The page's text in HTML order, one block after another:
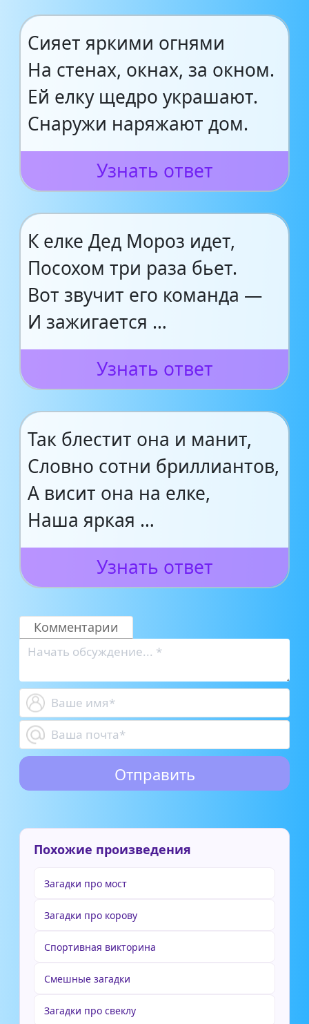
Сияет яркими огнями
На стенах, окнах, за окном.
Ей елку щедро украшают.
Снаружи наряжают дом.
Узнать ответ
К елке Дед Мороз идет,
Посохом три раза бьет.
Вот звучит его команда —
И зажигается …
Узнать ответ
Так блестит она и манит,
Словно сотни бриллиантов,
А висит она на елке,
Наша яркая …
Узнать ответ
Комментарии
Похожие произведения
Загадки про мост
Загадки про корову
Спортивная викторина
Смешные загадки
Загадки про свеклу